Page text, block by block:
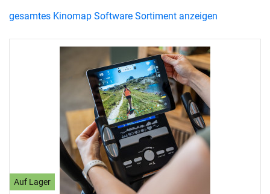
Auf Lager
gesamtes Kinomap Software Sortiment anzeigen